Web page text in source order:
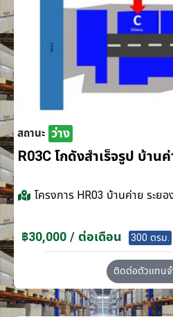
สถานะ ว่าง
R03C โกดังสำเร็จรูป บ้าน
โครงการ HR03 บ้านค่าย ระยอ
฿30,000 / ต่อเดือน 300 ตรม.
ติดต่อตัวแทนจ